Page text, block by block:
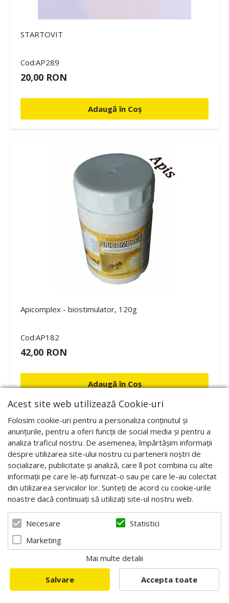
STARTOVIT
Cod:AP289
20,00 RON
Adaugă în Coș
Apicomplex - biostimulator, 120g
Cod:AP182
42,00 RON
Adaugă în Coș
-43%
Hranitor la urdinis
Acest site web utilizează Cookie-uri
Folosim cookie-uri pentru a personaliza conținutul și
anunțurile, pentru a oferi funcții de social media și pentru a
analiza traficul nostru. De asemenea, împărtășim informații
despre utilizarea site-ului nostru cu partenerii noștri de
socializare, publicitate și analiză, care îl pot combina cu alte
informații pe care le-ați furnizat-o sau pe care le-au colectat
din utilizarea serviciilor lor. Sunteți de acord cu cookie-urile
noastre dacă continuați să utilizați site-ul nostru web.
Necesare
Statistici
Marketing
Mai multe detalii
Salvare Accepta toate